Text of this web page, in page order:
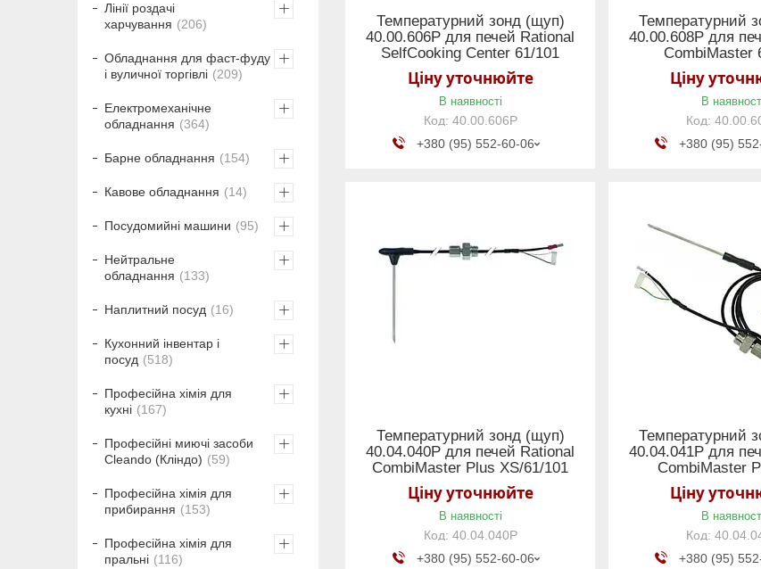
Температурний зонд (щуп)
40.00.606Р для печей Rational
SelfCooking Center 61/101
Ціну уточнюйте
В наявності
40.00.606Р
+380 (95) 552-60-06
Температурний
40.00.608Р для
CombiMaster
Ціну
В
+380 (95)
Температурний зонд (щуп)
40.04.040Р для печей Rational
CombiMaster Plus XS/61/101
Ціну уточнюйте
В наявності
40.04.040Р
+380 (95) 552-60-06
Температурний
40.04.041Р для
CombiMaster
Ціну
В
+380 (95)
Лінії роздачі
харчування
206
Обладнання для фаст-фуду
і вуличної торгівлі
209
Електромеханічне
обладнання
364
Барне обладнання 154
Кавове обладнання 14
Посудомийні машини 95
Нейтральне
обладнання
133
Наплитний посуд 16
Кухонний інвентар і
посуд
518
Професійна хімія для
кухні
167
Професійні миючі засоби
Cleando (Кліндо)
59
Професійна хімія для
прибирання
153
Професійна хімія для
пральні
116